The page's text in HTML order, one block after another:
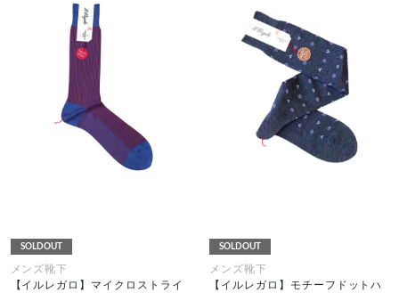
SOLDOUT
メンズ靴下
【イルレガロ】マイクロストライ
SOLDOUT
メンズ靴下
【イルレガロ】モチーフドットハ